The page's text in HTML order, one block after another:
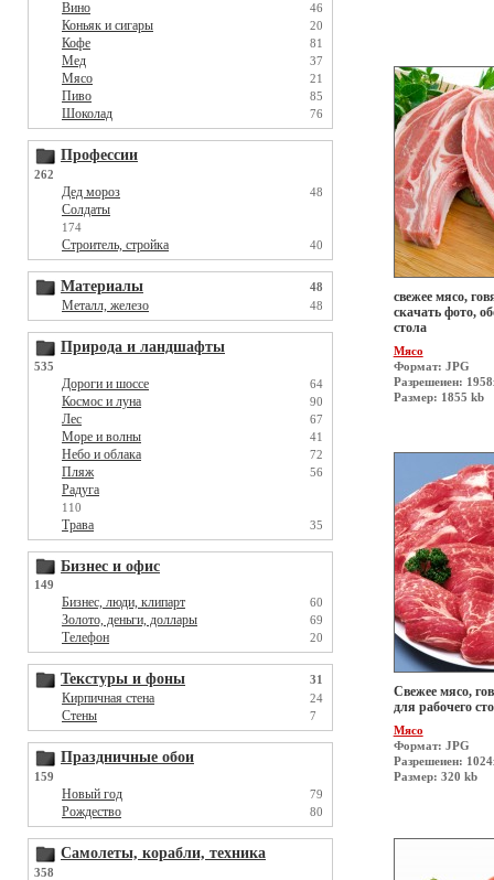
Вино 46
Коньяк и сигары 20
Кофе 81
Мед 37
Мясо 21
Пиво 85
Шоколад 76
Профессии
262
Дед мороз 48
Солдаты
174
Строитель, стройка 40
Материалы 48
Металл, железо 48
Природа и ландшафты
535
Дороги и шоссе 64
Космос и луна 90
Лес 67
Море и волны 41
Небо и облака 72
Пляж 56
Радуга
110
Трава 35
Бизнес и офис
149
Бизнес, люди, клипарт 60
Золото, деньги, доллары 69
Телефон 20
Текстуры и фоны 31
Кирпичная стена 24
Стены 7
Праздничные обои
159
Новый год 79
Рождество 80
Самолеты, корабли, техника
358
свежее мясо,
скачать фото,
стола
Мясо
Формат: JPG
Разрешеиен:
Размер: 1855 kb
Свежее мясо,
для рабочего
Мясо
Формат: JPG
Разрешеиен:
Размер: 320 kb